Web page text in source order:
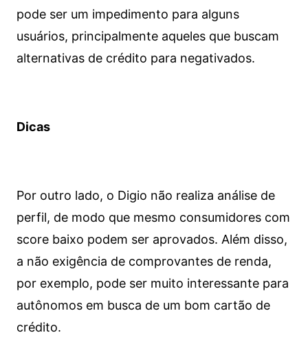
pode ser um impedimento para alguns
usuários, principalmente aqueles que buscam
alternativas de crédito para negativados.
Dicas
Por outro lado, o Digio não realiza análise de
perfil, de modo que mesmo consumidores com
score baixo podem ser aprovados. Além disso,
a não exigência de comprovantes de renda,
por exemplo, pode ser muito interessante para
autônomos em busca de um bom cartão de
crédito.